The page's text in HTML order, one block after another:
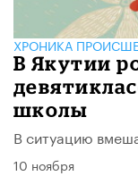
ХРОНИКА
В Якутии
школы
В ситуацию
10 ноября